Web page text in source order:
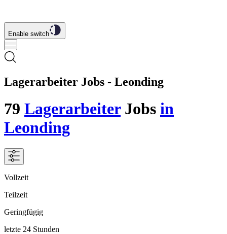
Enable switch
Lagerarbeiter Jobs - Leonding
79 LagerarbeiterJobs in
Leonding
Vollzeit
Teilzeit
Geringfügig
letzte 24 Stunden